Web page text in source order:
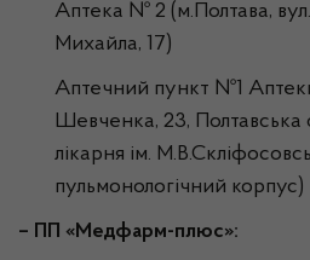
Аптека № 2 (м.Полтава,
Михайла, 17)
Аптечний пункт №1
Шевченка, 23, Полтавська
лікарня ім.
пульмонологічний корпус)
– ПП «Медфарм-плюс»: